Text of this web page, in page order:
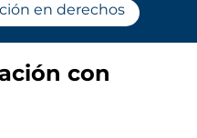
en derechos
con